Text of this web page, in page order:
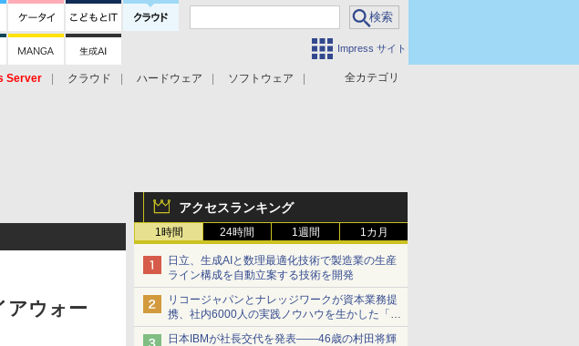
Impress サイト
全カテゴリ
Server クラウド ハードウェア
ソフトウェア
アクセスランキング
1時間 24時間 1週間 1カ月
日立、生成AIと数理最適化技術で製造業の生産
ライン構成を自動立案する技術を開発
リコージャパンとナレッジワークが資本業務提
携、社内6000人の実践ノウハウを生かした「AI
商談記録 for RICOH」を展開へ
日本IBMが社長交代を発表――46歳の村田将輝
アウォー